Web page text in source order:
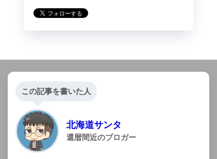
この記事を書いた人
北海道サンタ
還暦間近のブロガー